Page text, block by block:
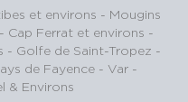
et environs - Mougins
- Cap Ferrat et environs -
- Golfe de Saint-Tropez -
de Fayence - Var -
& Environs